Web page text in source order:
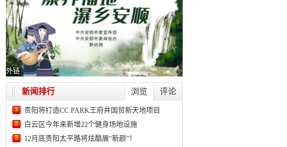
外链
浏览 评论
新闻排行
1 贵阳将打造CC PARK王府井国贸新天地项目
2 白云区今年来新增22个健身场地设施
3 12月底贵阳太平路将炫酷展“新颜”！